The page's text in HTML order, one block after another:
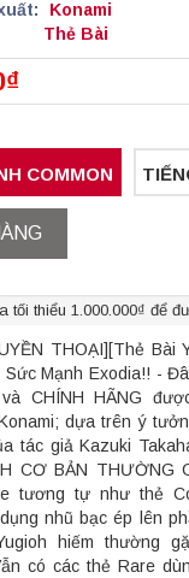
Konami
Thẻ Bài
COMMON
tối thiểu 1.000.000₫ để
THOẠI][Thẻ Bài
Sức Mạnh Exodia!! -
CHÍNH HÃNG
dựa trên ý
tác giả Kazuki
CƠ BẢN THƯỜNG
tương tự như thẻ
nhũ bạc ép lên
hiếm thường
có các thẻ Rare